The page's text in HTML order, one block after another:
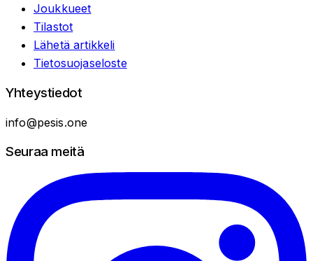
Joukkueet
Tilastot
Lähetä artikkeli
Tietosuojaseloste
Yhteystiedot
info@pesis.one
Seuraa meitä